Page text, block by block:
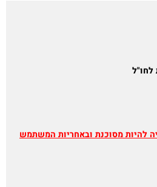
לחו"ל
להיות מסוכנת ובאחריות המשתמש